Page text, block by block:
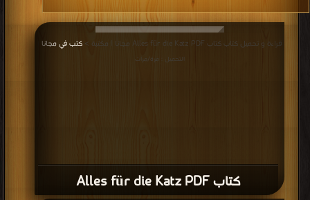
كتاب Alles für die Katz PDF
قراءة و تحميل كتاب كتاب Alles für die Katz PDF مجانا | مكتبة > كتب في مجانا
التحميل : مرة/مرات